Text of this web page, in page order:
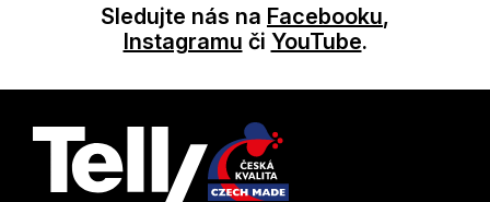
Sledujte nás na Facebooku,
Instagramu či YouTube.